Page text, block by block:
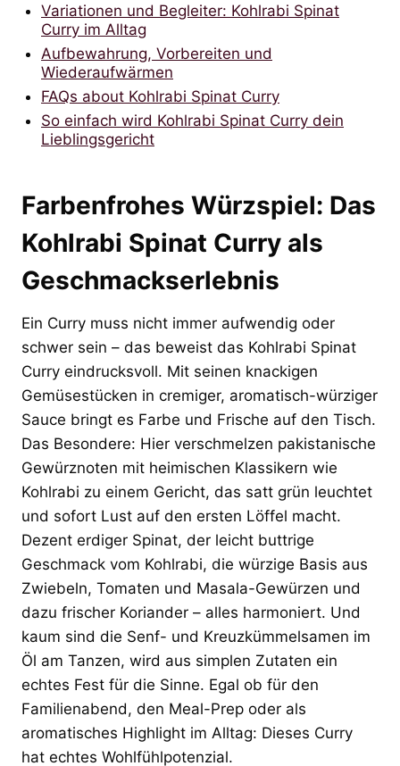
Variationen und Begleiter: Kohlrabi Spinat
Curry im Alltag
Aufbewahrung, Vorbereiten und
Wiederaufwärmen
FAQs about Kohlrabi Spinat Curry
So einfach wird Kohlrabi Spinat Curry dein
Lieblingsgericht
Farbenfrohes Würzspiel: Das
Kohlrabi Spinat Curry als
Geschmackserlebnis
Ein Curry muss nicht immer aufwendig oder
schwer sein – das beweist das Kohlrabi Spinat
Curry eindrucksvoll. Mit seinen knackigen
Gemüsestücken in cremiger, aromatisch-würziger
Sauce bringt es Farbe und Frische auf den Tisch.
Das Besondere: Hier verschmelzen pakistanische
Gewürznoten mit heimischen Klassikern wie
Kohlrabi zu einem Gericht, das satt grün leuchtet
und sofort Lust auf den ersten Löffel macht.
Dezent erdiger Spinat, der leicht buttrige
Geschmack vom Kohlrabi, die würzige Basis aus
Zwiebeln, Tomaten und Masala-Gewürzen und
dazu frischer Koriander – alles harmoniert. Und
kaum sind die Senf- und Kreuzkümmelsamen im
Öl am Tanzen, wird aus simplen Zutaten ein
echtes Fest für die Sinne. Egal ob für den
Familienabend, den Meal-Prep oder als
aromatisches Highlight im Alltag: Dieses Curry
hat echtes Wohlfühlpotenzial.